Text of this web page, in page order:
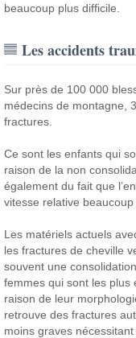
beaucoup plus difficile.
Les accidents
Sur près de 100 000
médecins de montagne,
fractures.
Ce sont les enfants qui
raison de la non
également du fait que
vitesse relative beaucoup
Les matériels actuels
les fractures de cheville
souvent une
femmes qui sont les plus
raison de leur
retrouve des fractures
moins graves